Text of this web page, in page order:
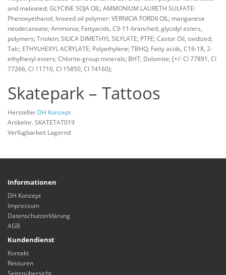
and maleated; GLYCINE SOJA OIL; AMMONIUM LAURETH SULFATE:
Phenoxyethanol; linseed oil polymer: VERNICIA FORDII OIL; manganese
neodecanoate; Ammonia; Fattyacids, C9-11-branched, glycidyl esters,
polymers; Triolein; SILICA DIMETHYL SILYLATE; PTFE; Castor Oil, oxidized;
Talc; ETHYLHEXYL ACRYLATE; Polyethylene; TBHQ; Fatty acids, C16-18, 2-
ethylhexyl esters; Chlorite-group minerals; BHT; Dolomite; [+/- CI 77891, CI
77266, CI 11710, CI 15850, CI 74160);
Skatepark – Tattoos
Hersteller DH Konzept
Artikelnr. SKATETAT019
Verfügbarkeit Lagernd
Informationen
DH Konzept
Impressum
Datenschutzerklärung
AGB
Kundendienst
Kontakt
Retouren
Seitenübersicht